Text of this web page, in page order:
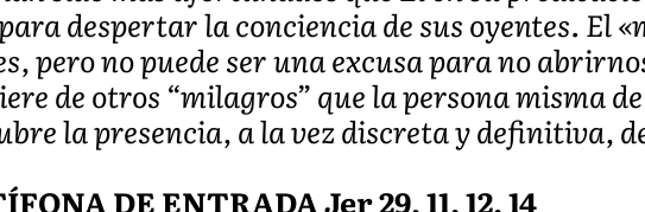
despertar la conciencia de sus oyentes. El
pero no puede ser una excusa para no
de otros “milagros” que la persona misma
la presencia, a la vez discreta y definitiva,
DE ENTRADA Jer 29, 11. 12. 14